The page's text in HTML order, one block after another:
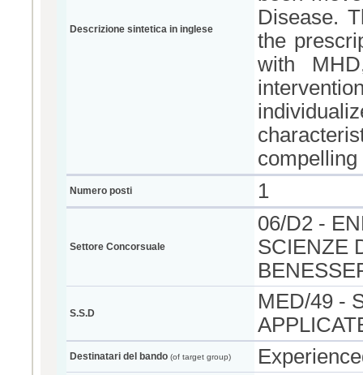
Descrizione sintetica in inglese
Disease.
the
with
compelling
Numero posti 1
Settore Concorsuale
06/D2 -
SCIENZE
S.S.D
MED/49 -
Destinatari del bando (of target group)